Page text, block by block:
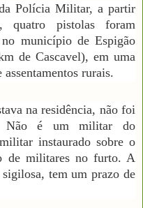
Polícia Militar, a partir
quatro pistolas foram
município de Espigão
de Cascavel), em uma
rurais.
na residência, não foi
Não é um militar do
instaurado sobre o
de militares no furto. A
tem um prazo de